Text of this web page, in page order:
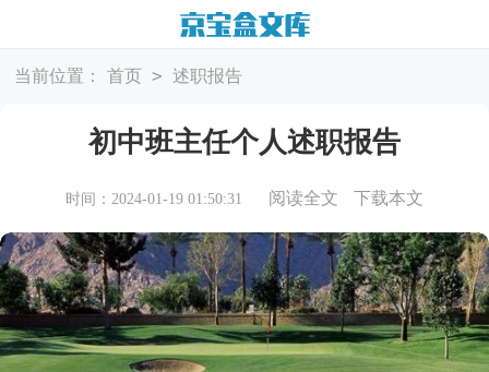
当前位置： 首页 > 述职报告
初中班主任个人述职报告
时间：2024-01-19 01:50:31 阅读全文 下载本文